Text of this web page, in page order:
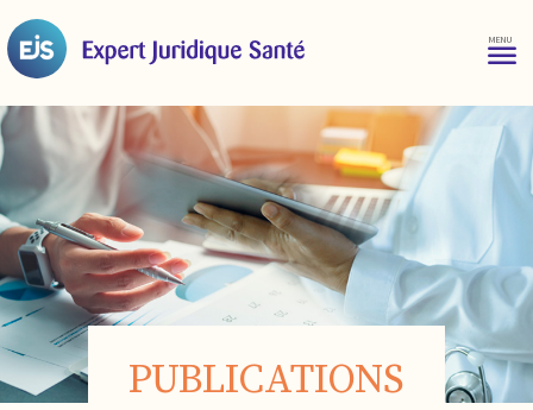
PUBLICATIONS